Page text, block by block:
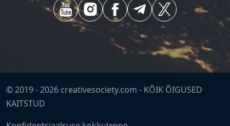
© 2019 -2026 creativesociety.com - KÕIK ÕIGUSED
KAITSTUD